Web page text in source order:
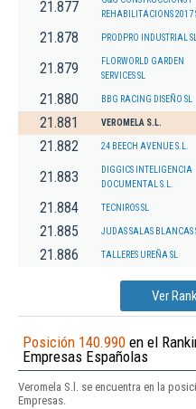
21.877
REHABILITACIONS 2017
21.878 PRODPRO INDUSTRIAL
21.879
FLORWORLD GARDEN
SERVICES SL
21.880 BBG RACING DISEÑO SL
21.881 VEROMELA S.L.
21.882 24 BEECH AVENUE S.L.
21.883
DIGGICS INTELIGENCIA
DOCUMENTAL S.L.
21.884 TECNIROS SL
21.885 JUDAS SALAS BLANCAS
21.886 TALLERES UREÑA SL
Ver
Posición 140.990 en el
Empresas Españolas
Veromela S.l. se encuentra en la
Empresas.